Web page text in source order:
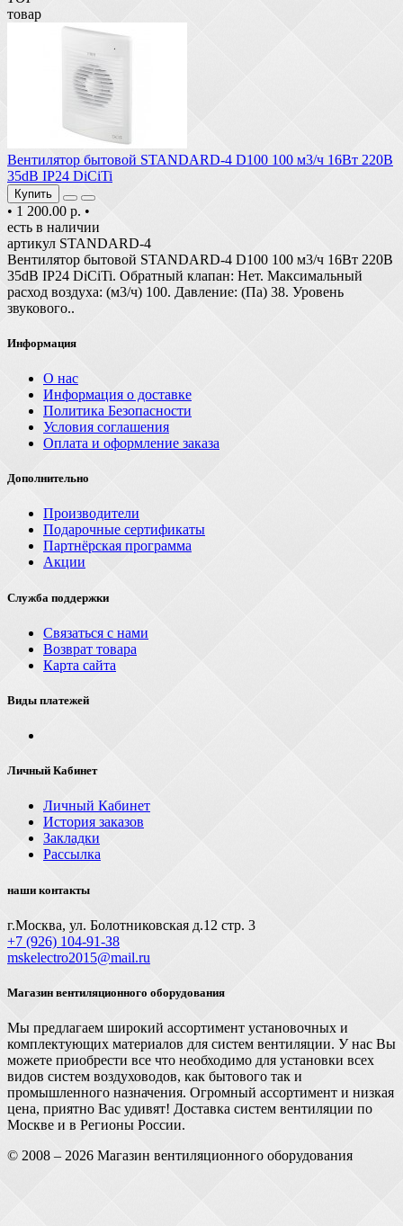
товар
Вентилятор бытовой STANDARD-4 D100 100 м3/ч 16Вт 220В
35dB IP24 DiCiTi
Купить
• 1 200.00 р. •
есть в наличии
артикул STANDARD-4
Вентилятор бытовой STANDARD-4 D100 100 м3/ч 16Вт 220В
35dB IP24 DiCiTi. Обратный клапан: Нет. Максимальный
расход воздуха: (м3/ч) 100. Давление: (Па) 38. Уровень
звукового..
Информация
О нас
Информация о доставке
Политика Безопасности
Условия соглашения
Оплата и оформление заказа
Дополнительно
Производители
Подарочные сертификаты
Партнёрская программа
Акции
Служба поддержки
Связаться с нами
Возврат товара
Карта сайта
Виды платежей
Личный Кабинет
Личный Кабинет
История заказов
Закладки
Рассылка
наши контакты
г.Москва, ул. Болотниковская д.12 стр. 3
+7 (926) 104-91-З8
mskelectro2015@mail.ru
Магазин вентиляционного оборудования
Мы предлагаем широкий ассортимент установочных и
комплектующих материалов для систем вентиляции. У нас Вы
можете приобрести все что необходимо для установки всех
видов систем воздуховодов, как бытового так и
промышленного назначения. Огромный ассортимент и низкая
цена, приятно Вас удивят! Доставка систем вентиляции по
Москве и в Регионы России.
© 2008 – 2026 Магазин вентиляционного оборудования